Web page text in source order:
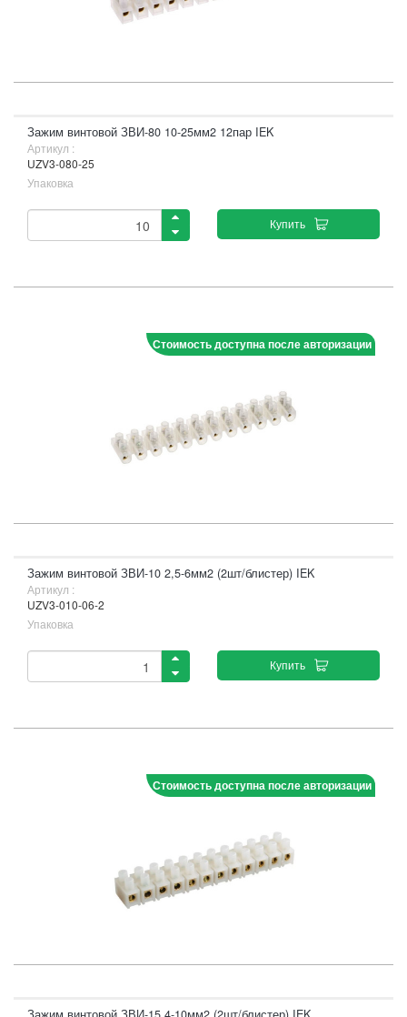
Зажим винтовой ЗВИ-80 10-25мм2 12пар IEK
Артикул :
UZV3-080-25
Упаковка
Купить
Стоимость доступна после авторизации
Зажим винтовой ЗВИ-10 2,5-6мм2 (2шт/блистер) IEK
Артикул :
UZV3-010-06-2
Упаковка
Купить
Стоимость доступна после авторизации